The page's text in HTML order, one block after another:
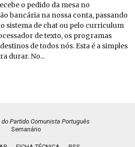
o pedido da mesa no
bancária na nossa conta, passando
sistema de chat ou pelo curriculum
de texto, os programas
de todos nós. Esta é a simples
durar. No...
do Partido Comunista Português
Semanário